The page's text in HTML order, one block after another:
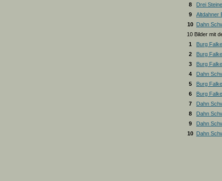
8
Drei
9
Altdahner
10
Dahn
10 Bilder mit
1
Burg
2
Burg
3
Burg
4
Dahn
5
Burg
6
Burg
7
Dahn
8
Dahn
9
Dahn
10
Dahn